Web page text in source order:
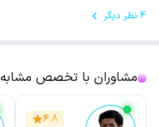
4 نظر دیگر
مشاوران با تخصص مشابه
۴.۸